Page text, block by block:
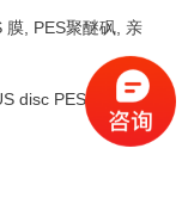
, PES聚醚砜, 亲
disc PES philic